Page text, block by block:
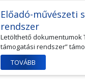
Előadó-művészeti
rendszer
Letölthető dokumentumok
támogatási rendszer”
TOVÁBB